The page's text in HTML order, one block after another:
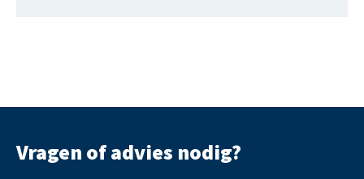
Vragen of advies nodig?